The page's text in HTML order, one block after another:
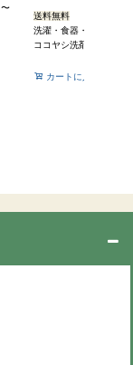
〜
送料無料
洗濯・食器・掃除用
ココヤシ洗剤
カートに入れる